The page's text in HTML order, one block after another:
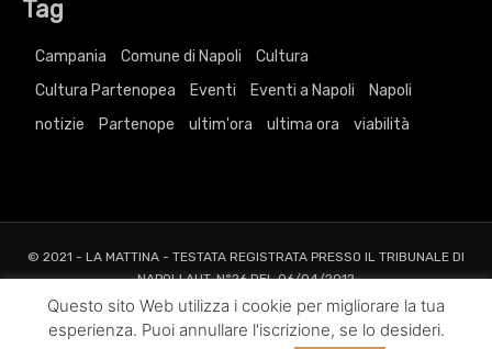
Tag
Campania Comune di Napoli
Cultura
Cultura Partenopea
Eventi Eventi a Napoli
Napoli
notizie
Partenope ultim'ora ultima ora viabilità
© 2021 - LA MATTINA - TESTATA REGISTRATA PRESSO IL TRIBUNALE DI
NAPOLI AUT. N°26 DEL 06/04/2012
ALL RIGHTS RESERVED TO AGRELLI&BASTA SRL |Privacy|Cookie|
Societari
Pubblicità Grafica
Questo sito Web utilizza i cookie per migliorare la tua
esperienza. Puoi annullare l'iscrizione, se lo desideri.